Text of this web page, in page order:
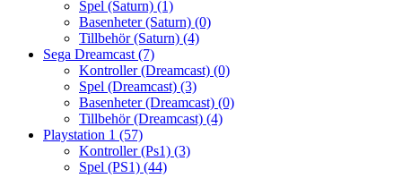
Spel (Saturn) (1)
Basenheter (Saturn) (0)
Tillbehör (Saturn) (4)
Sega Dreamcast (7)
Kontroller (Dreamcast) (0)
Spel (Dreamcast) (3)
Basenheter (Dreamcast) (0)
Tillbehör (Dreamcast) (4)
Playstation 1 (57)
Kontroller (Ps1) (3)
Spel (PS1) (44)